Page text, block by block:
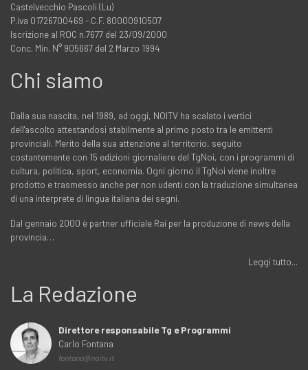
Castelvecchio Pascoli (Lu)
P.iva 01726700469 - C.F. 80000910507
Iscrizione al ROC n.7677 del 23/09/2000
Conc. Min. N° 905667 del 2 Marzo 1994
Chi siamo
Dalla sua nascita, nel 1989, ad oggi, NOITV ha scalato i vertici
dell'ascolto attestandosi stabilmente al primo posto tra le emittenti
provinciali. Merito della sua attenzione al territorio, seguito
costantemente con 15 edizioni giornaliere del TgNoi, con i programmi di
cultura, politica, sport, economia. Ogni giorno il TgNoi viene inoltre
prodotto e trasmesso anche per non udenti con la traduzione simultanea
di una interprete di lingua italiana dei segni.
Dal gennaio 2000 è partner ufficiale Rai per la produzione di news della
provincia…
Leggi tutto...
La Redazione
Direttore responsabile Tg e Programmi
Carlo Fontana
fontana@noitv.it